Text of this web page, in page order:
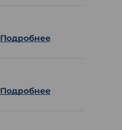
Подробнее
Подробнее